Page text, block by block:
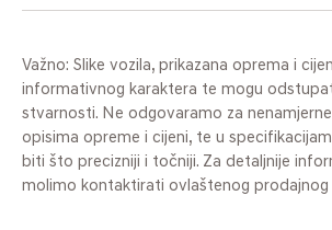
Važno: Slike vozila, prikazana oprema i
informativnog karaktera te mogu
stvarnosti. Ne odgovaramo za
opisima opreme i cijeni, te u
biti što precizniji i točniji. Za detaljnije
molimo kontaktirati ovlaštenog prodajnog